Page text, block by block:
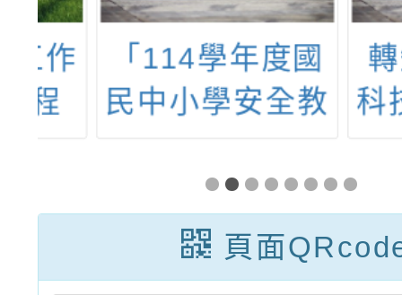
「114學年度國
民中小學安全教
畫」說明會
轉知
科技
資訊
習活
頁面